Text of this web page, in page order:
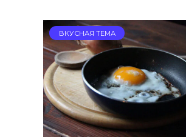
ВКУСНАЯ ТЕМА